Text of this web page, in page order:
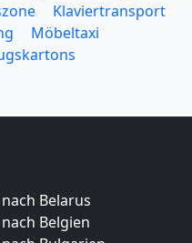
Klaviertransport
Möbeltaxi
Belarus
Belgien